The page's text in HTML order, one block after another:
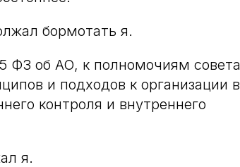
бормотать я.
ФЗ об АО, к полномочиям совета
и подходов к организации в
контроля и внутреннего
я.